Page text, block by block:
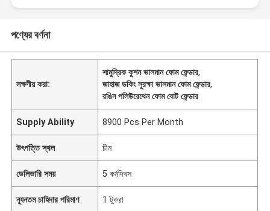
পণ্যের বর্ণনা
লক্ষণীয় করা:
সামুদ্রিক কুশন ভাসমান ফোম ফেন্ডার,
জাহাজ ডকিং সুরক্ষা ভাসমান ফোম ফেন্ডার,
রঙিন পলিউরেথেন ফোম বোট ফেন্ডার
Supply Ability 8900 Pcs Per Month
উৎপত্তি স্থল চীন
ডেলিভারি সময় 5 কর্মদিবস
ন্যূনতম চাহিদার পরিমাণ 1 টুকরা